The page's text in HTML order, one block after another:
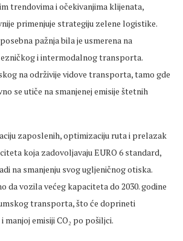
trendovima i očekivanjima klijenata,
primenjuje strategiju zelene logistike.
pažnja bila je usmerena na
i intermodalnog transporta.
na održivije vidove transporta, tamo gde
se utiče na smanjenej emisije štetnih
zaposlenih, optimizaciju ruta i prelazak
koja zadovoljavaju EURO 6 standard,
na smanjenju svog ugljeničnog otiska.
da vozila većeg kapaciteta do 2030. godine
transporta, što će doprineti
manjoj emisiji CO₂ po pošiljci.